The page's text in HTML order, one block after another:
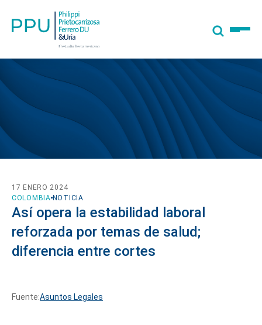
COLOMBIA NOTICIA
17 ENERO 2024
Así opera la estabilidad laboral
reforzada por temas de salud;
diferencia entre cortes
Fuente:Asuntos Legales